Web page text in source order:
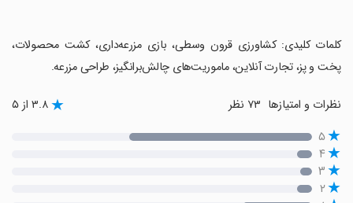
‏کلمات کلیدی: کشاورزی قرون وسطی، بازی مزرعه‌داری، کشت محصولات،
پخت و پز، تجارت آنلاین، ماموریت‌های چالش‌برانگیز، طراحی مزرعه.
نظرات و امتیازها ۳.۸ از ۵
۵
۴
۳
۲